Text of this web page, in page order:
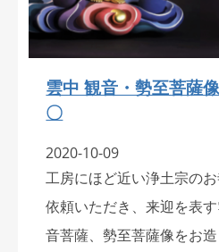
雲中 観音・勢至菩薩
〇
2020-10-09
工房にほど近い浄土宗の
依頼いただき、来迎を表
音菩薩、勢至菩薩像をお